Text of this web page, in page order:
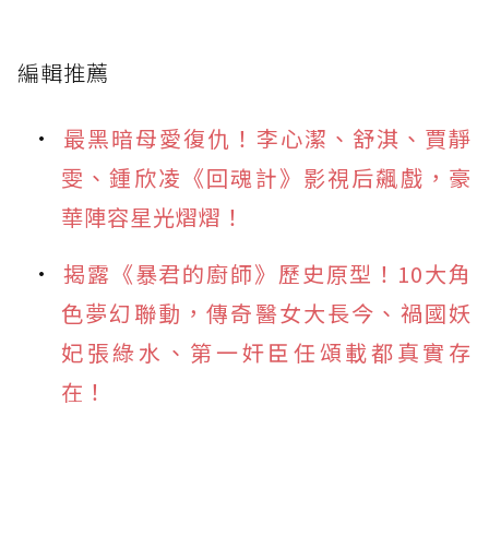
編輯推薦
最黑暗母愛復仇！李心潔、舒淇、賈靜
雯、鍾欣凌《回魂計》影視后飆戲，豪
華陣容星光熠熠！
揭露《暴君的廚師》歷史原型！10大角
色夢幻聯動，傳奇醫女大長今、禍國妖
妃張綠水、第一奸臣任頌載都真實存
在！